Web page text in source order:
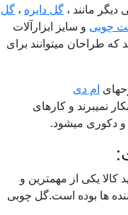
مانند ، گل دایره ، گل
چوبیو سایز ابزارآلات
طراحان میتوانند برای
ام دی
و کارهای
دکوری میشود.
یکی از مهمترین و
ها بوده است.گل چوبی